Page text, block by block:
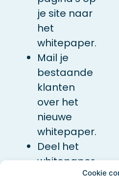
Cookie
je site naar
het
whitepaper.
Mail je
bestaande
klanten
over het
nieuwe
whitepaper.
Deel het
whitepaper